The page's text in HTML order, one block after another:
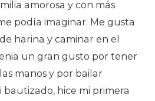
amorosa y con más
podía imaginar. Me gusta
harina y caminar en el
un gran gusto por tener
manos y por bailar
bautizado, hice mi primera